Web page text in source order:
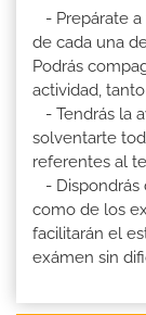
- Prepárate
de cada una
Podrás
actividad,
- Tendrás la
solventarte
referentes al
- Dispondrás
como de los
facilitarán el
exámen sin